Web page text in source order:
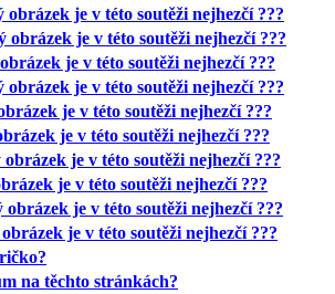
je v této soutěži nejhezčí ???
je v této soutěži nejhezčí ???
je v této soutěži nejhezčí ???
je v této soutěži nejhezčí ???
je v této soutěži nejhezčí ???
je v této soutěži nejhezčí ???
je v této soutěži nejhezčí ???
je v této soutěži nejhezčí ???
je v této soutěži nejhezčí ???
je v této soutěži nejhezčí ???
na těchto stránkách?